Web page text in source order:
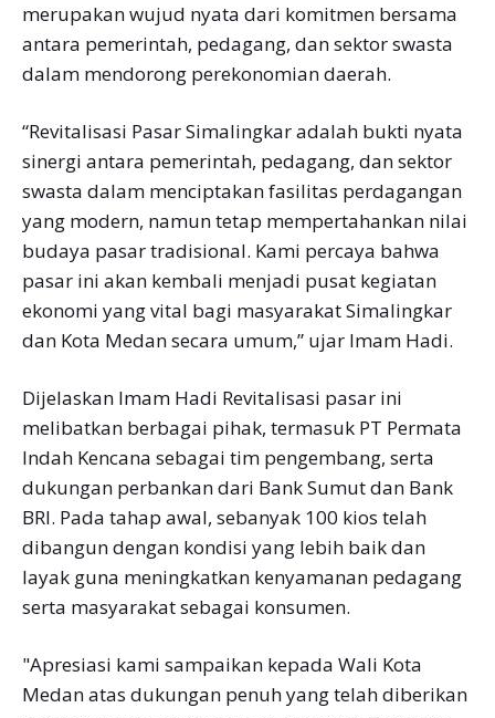
merupakan wujud nyata dari komitmen bersama
antara pemerintah, pedagang, dan sektor swasta
dalam mendorong perekonomian daerah.
“Revitalisasi Pasar Simalingkar adalah bukti nyata
sinergi antara pemerintah, pedagang, dan sektor
swasta dalam menciptakan fasilitas perdagangan
yang modern, namun tetap mempertahankan nilai
budaya pasar tradisional. Kami percaya bahwa
pasar ini akan kembali menjadi pusat kegiatan
ekonomi yang vital bagi masyarakat Simalingkar
dan Kota Medan secara umum,” ujar Imam Hadi.
Dijelaskan Imam Hadi Revitalisasi pasar ini
melibatkan berbagai pihak, termasuk PT Permata
Indah Kencana sebagai tim pengembang, serta
dukungan perbankan dari Bank Sumut dan Bank
BRI. Pada tahap awal, sebanyak 100 kios telah
dibangun dengan kondisi yang lebih baik dan
layak guna meningkatkan kenyamanan pedagang
serta masyarakat sebagai konsumen.
"Apresiasi kami sampaikan kepada Wali Kota
Medan atas dukungan penuh yang telah diberikan